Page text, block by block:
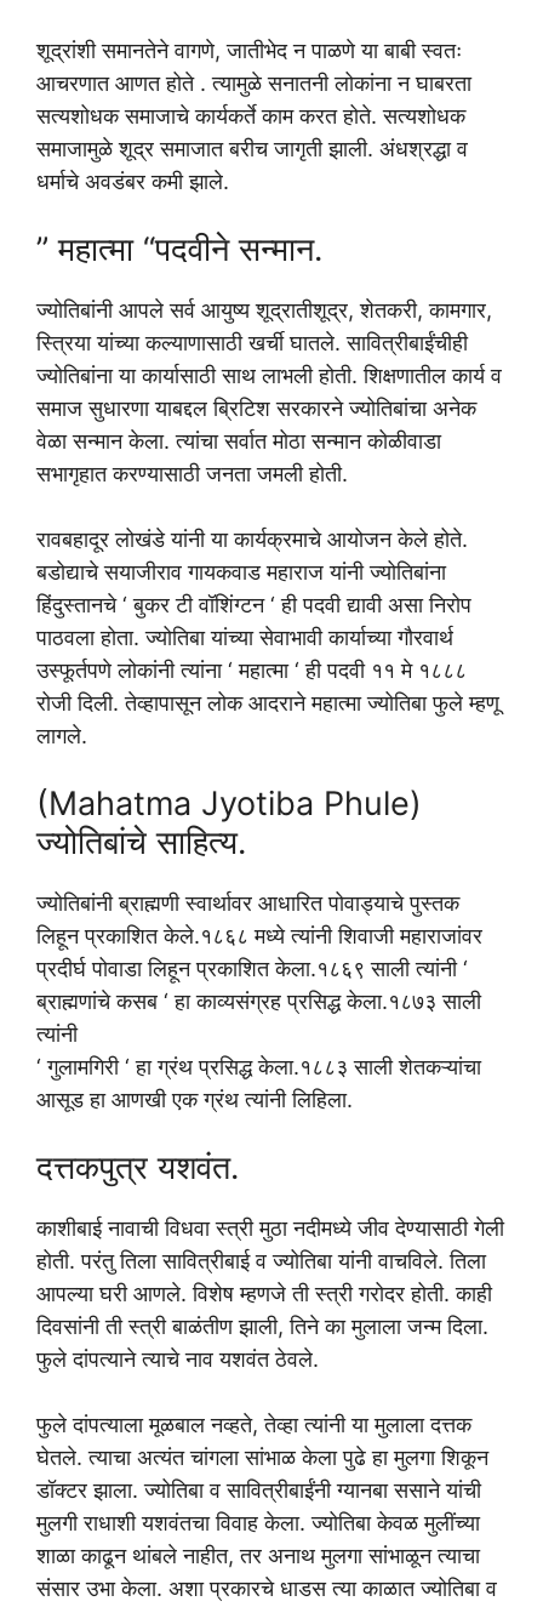
शूद्रांशी समानतेने वागणे, जातीभेद न पाळणे या बाबी स्वतः
आचरणात आणत होते ‌. त्यामुळे सनातनी लोकांना न घाबरता
सत्यशोधक समाजाचे कार्यकर्ते काम करत होते. सत्यशोधक
समाजामुळे शूद्र समाजात बरीच जागृती झाली. अंधश्रद्धा व
धर्माचे अवडंबर कमी झाले.
” महात्मा “पदवीने सन्मान.
ज्योतिबांनी आपले सर्व आयुष्य शूद्रातीशूद्र, शेतकरी, कामगार,
स्त्रिया यांच्या कल्याणासाठी खर्ची घातले. सावित्रीबाईंचीही
ज्योतिबांना या कार्यासाठी साथ लाभली होती. शिक्षणातील कार्य व
समाज सुधारणा याबद्दल ब्रिटिश सरकारने ज्योतिबांचा अनेक
वेळा सन्मान केला. त्यांचा सर्वात मोठा सन्मान कोळीवाडा
सभागृहात करण्यासाठी जनता जमली होती.
रावबहादूर लोखंडे यांनी या कार्यक्रमाचे आयोजन केले होते.
बडोद्याचे सयाजीराव गायकवाड महाराज यांनी ज्योतिबांना
हिंदुस्तानचे ‘ बुकर टी वॉशिंग्टन ‘ ही पदवी द्यावी असा निरोप
पाठवला होता. ज्योतिबा यांच्या सेवाभावी कार्याच्या गौरवार्थ
उस्फूर्तपणे लोकांनी त्यांना ‘ महात्मा ‘ ही पदवी ११ मे १८८८
रोजी दिली. तेव्हापासून लोक आदराने महात्मा ज्योतिबा फुले म्हणू
लागले.
(Mahatma Jyotiba Phule)
ज्योतिबांचे साहित्य.
ज्योतिबांनी ब्राह्मणी स्वार्थावर आधारित पोवाड्याचे पुस्तक
लिहून प्रकाशित केले.१८६८ मध्ये त्यांनी शिवाजी महाराजांवर
प्रदीर्घ पोवाडा लिहून प्रकाशित केला.१८६९ साली त्यांनी ‘
ब्राह्मणांचे कसब ‘ हा काव्यसंग्रह प्रसिद्ध केला.१८७३ साली
त्यांनी
‘ गुलामगिरी ‘ हा ग्रंथ प्रसिद्ध केला.१८८३ साली शेतकऱ्यांचा
आसूड हा आणखी एक ग्रंथ त्यांनी लिहिला.
दत्तकपुत्र यशवंत.
काशीबाई नावाची विधवा स्त्री मुठा नदीमध्ये जीव देण्यासाठी गेली
होती. परंतु तिला सावित्रीबाई व ज्योतिबा यांनी वाचविले. तिला
आपल्या घरी आणले. विशेष म्हणजे ती स्त्री गरोदर होती. काही
दिवसांनी ती स्त्री बाळंतीण झाली, तिने का मुलाला जन्म दिला.
फुले दांपत्याने त्याचे नाव यशवंत ठेवले.
फुले दांपत्याला मूळबाल नव्हते, तेव्हा त्यांनी या मुलाला दत्तक
घेतले. त्याचा अत्यंत चांगला सांभाळ केला पुढे हा मुलगा शिकून
डॉक्टर झाला. ज्योतिबा व सावित्रीबाईंनी ग्यानबा ससाने यांची
मुलगी राधाशी यशवंतचा विवाह केला. ज्योतिबा केवळ मुलींच्या
शाळा काढून थांबले नाहीत, तर अनाथ मुलगा सांभाळून त्याचा
संसार उभा केला. अशा प्रकारचे धाडस त्या काळात ज्योतिबा व